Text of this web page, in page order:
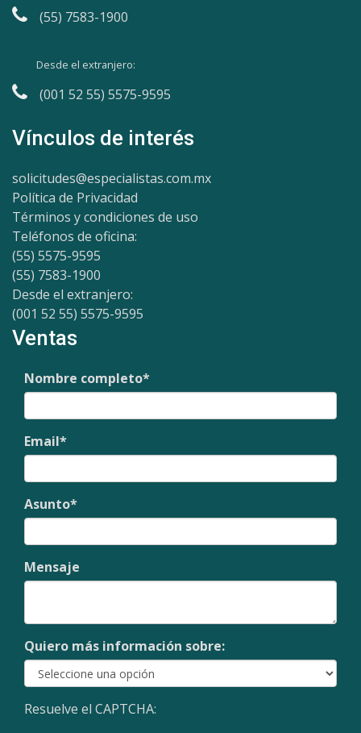
(55) 7583-1900
Desde el extranjero:
(001 52 55) 5575-9595
Vínculos de interés
solicitudes@especialistas.com.mx
Política de Privacidad
Términos y condiciones de uso
Teléfonos de oficina:
(55) 5575-9595
(55) 7583-1900
Desde el extranjero:
(001 52 55) 5575-9595
Ventas
Nombre completo*
Email*
Asunto*
Mensaje
Quiero más información sobre:
Resuelve el CAPTCHA: